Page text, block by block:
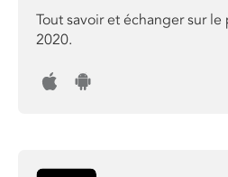
Tout savoir et échanger sur
2020.